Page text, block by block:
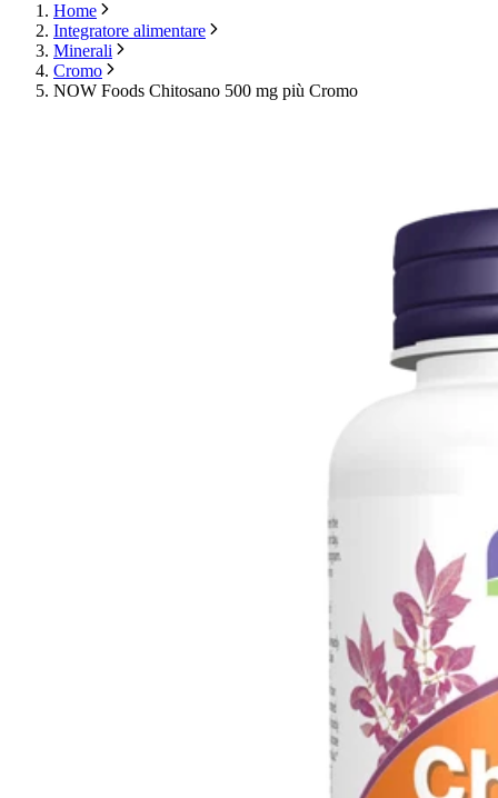
Home
Integratore alimentare
Minerali
Cromo
NOW Foods Chitosano 500 mg più Cromo